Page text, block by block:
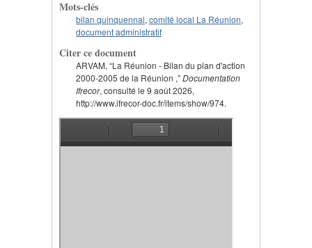
Mots-clés
bilan quinquennal, comité local La Réunion,
document administratif
Citer ce document
ARVAM, “La Réunion - Bilan du plan d'action
2000-2005 de la Réunion ,”Documentation
Ifrecor, consulté le 9 août 2026,
http://www.ifrecor-doc.fr/items/show/974.